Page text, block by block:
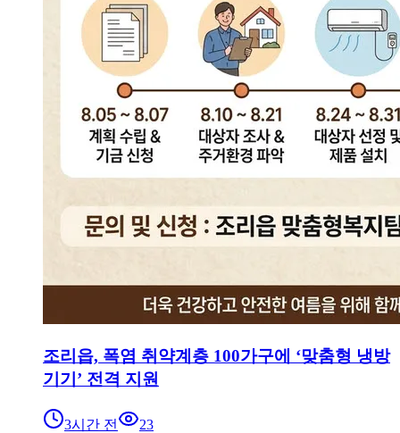
조리읍, 폭염 취약계층 100가구에 ‘맞춤형 냉방
기기’ 전격 지원
3시간 전
23